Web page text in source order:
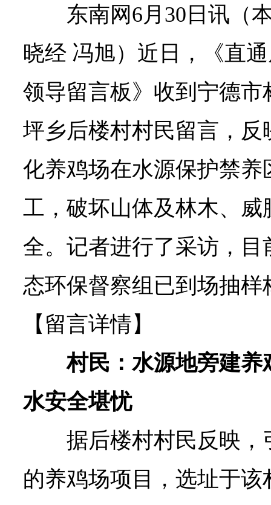
东南网6月30日讯（
晓经 冯旭）近日，《直
领导留言板》收到宁德市
坪乡后楼村村民留言，反
化养鸡场在水源保护禁养
工，破坏山体及林木、威
全。记者进行了采访，目
态环保督察组已到场抽样
【留言详情】
村民：水源地旁建养
水安全堪忧
据后楼村村民反映，
的养鸡场项目，选址于该